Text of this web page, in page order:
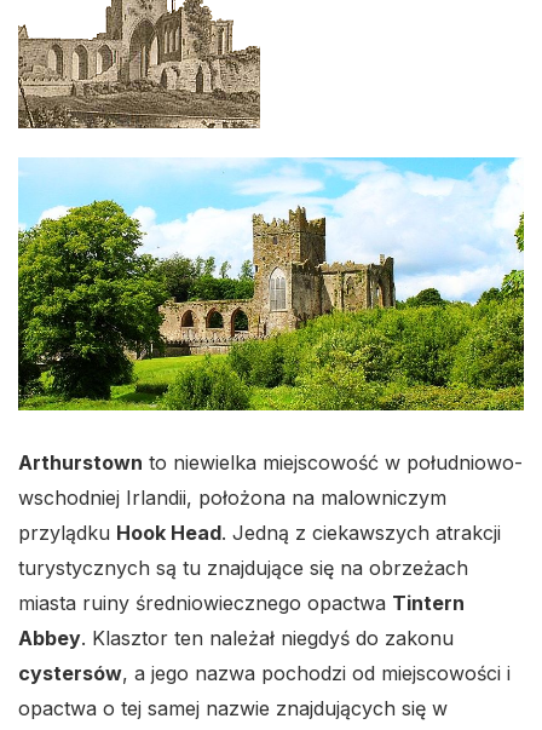
Arthurstown to niewielka miejscowość w południowo-
wschodniej Irlandii, położona na malowniczym
przylądku Hook Head. Jedną z ciekawszych atrakcji
turystycznych są tu znajdujące się na obrzeżach
miasta ruiny średniowiecznego opactwa Tintern
Abbey. Klasztor ten należał niegdyś do zakonu
cystersów, a jego nazwa pochodzi od miejscowości i
opactwa o tej samej nazwie znajdujących się w